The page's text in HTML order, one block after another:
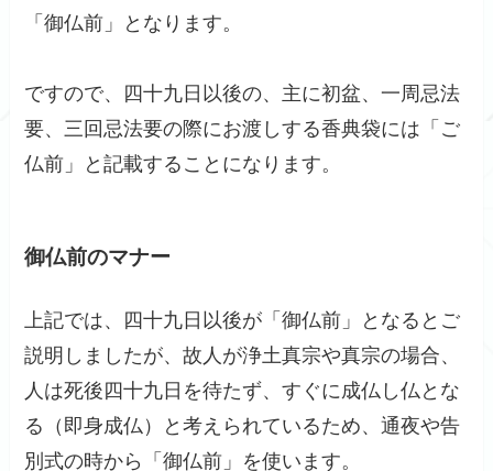
「御仏前」となります。
ですので、四十九日以後の、主に初盆、一周忌法
要、三回忌法要の際にお渡しする香典袋には「ご
仏前」と記載することになります。
御仏前のマナー
上記では、四十九日以後が「御仏前」となるとご
説明しましたが、故人が浄土真宗や真宗の場合、
人は死後四十九日を待たず、すぐに成仏し仏とな
る（即身成仏）と考えられているため、通夜や告
別式の時から「御仏前」を使います。